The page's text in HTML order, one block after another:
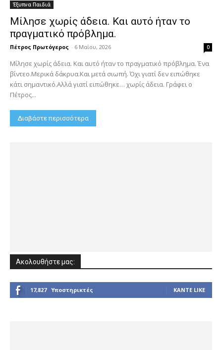
Έξυπνα Παιδιά
Μίλησε χωρίς άδεια. Και αυτό ήταν το
πραγματικό πρόβλημα.
Πέτρος Πρωτόγερος - 6 Μαΐου, 2026 0
Μίλησε χωρίς άδεια. Και αυτό ήταν το πραγματικό πρόβλημα. Ένα
βίντεο.Μερικά δάκρυα.Και μετά σιωπή. Όχι γιατί δεν ειπώθηκε
κάτι σημαντικό.Αλλά γιατί ειπώθηκε… χωρίς άδεια. Γράφει ο
Πέτρος...
Διαβάστε περισσότερα
Ακολουθήστε μας:
17,827 Υποστηρικτές ΚΆΝΤΕ LIKE